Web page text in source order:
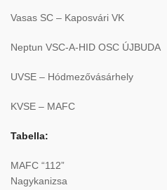
Vasas SC – Kaposvári VK
Neptun VSC-A-HID OSC ÚJBUDA
UVSE – Hódmezővásárhely
KVSE – MAFC
Tabella:
MAFC “112”
Nagykanizsa